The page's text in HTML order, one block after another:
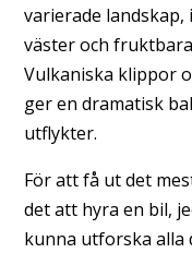
varierade
väster och
Vulkaniska klippor
ger en dramatisk
utflykter.
För att få ut det
det att hyra en bil,
kunna utforska alla